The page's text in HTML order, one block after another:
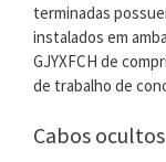
terminadas
instalados em
GJYXFCH de
de trabalho de
Cabos ocultos